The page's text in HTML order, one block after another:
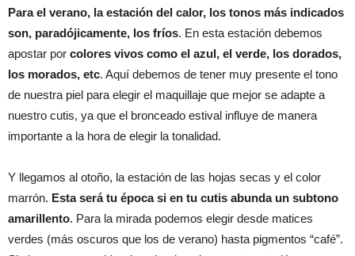
Para el verano, la estación del calor, los tonos más indicados
son, paradójicamente, los fríos. En esta estación debemos
apostar por colores vivos como el azul, el verde, los dorados,
los morados, etc. Aquí debemos de tener muy presente el tono
de nuestra piel para elegir el maquillaje que mejor se adapte a
nuestro cutis, ya que el bronceado estival influye de manera
importante a la hora de elegir la tonalidad.
Y llegamos al otoño, la estación de las hojas secas y el color
marrón. Esta será tu época si en tu cutis abunda un subtono
amarillento. Para la mirada podemos elegir desde matices
verdes (más oscuros que los de verano) hasta pigmentos “café”.